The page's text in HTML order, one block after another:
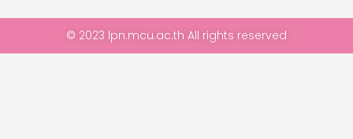
© 2023 lpn.mcu.ac.th All rights reserved